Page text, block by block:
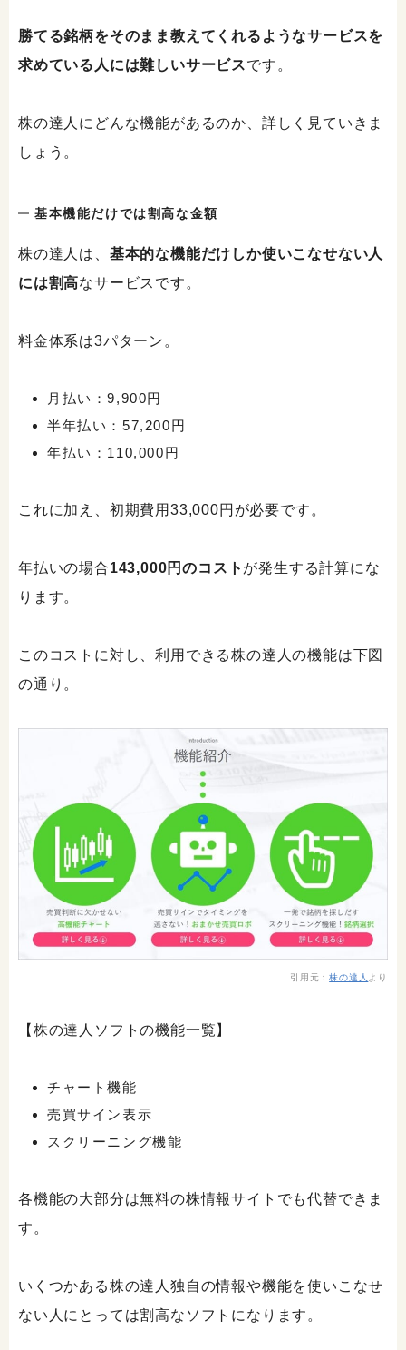
勝てる銘柄をそのまま教えてくれるようなサービスを
求めている人には難しいサービスです。
株の達人にどんな機能があるのか、詳しく見ていきま
しょう。
基本機能だけでは割高な金額
株の達人は、 基本的な機能だけしか使いこなせない人
には割高なサービスです。
料金体系は3パターン。
月払い：9,900円
半年払い：57,200円
年払い：110,000円
これに加え、初期費用33,000円が必要です。
年払いの場合143,000円のコスト が発生する計算にな
ります。
このコストに対し、利用できる株の達人の機能は下図
の通り。
引用元：株の達人 より
【株の達人ソフトの機能一覧】
チャート機能
売買サイン表示
スクリーニング機能
各機能の大部分は無料の株情報サイトでも代替できま
す。
いくつかある株の達人独自の情報や機能を使いこなせ
ない人にとっては割高なソフトになります。